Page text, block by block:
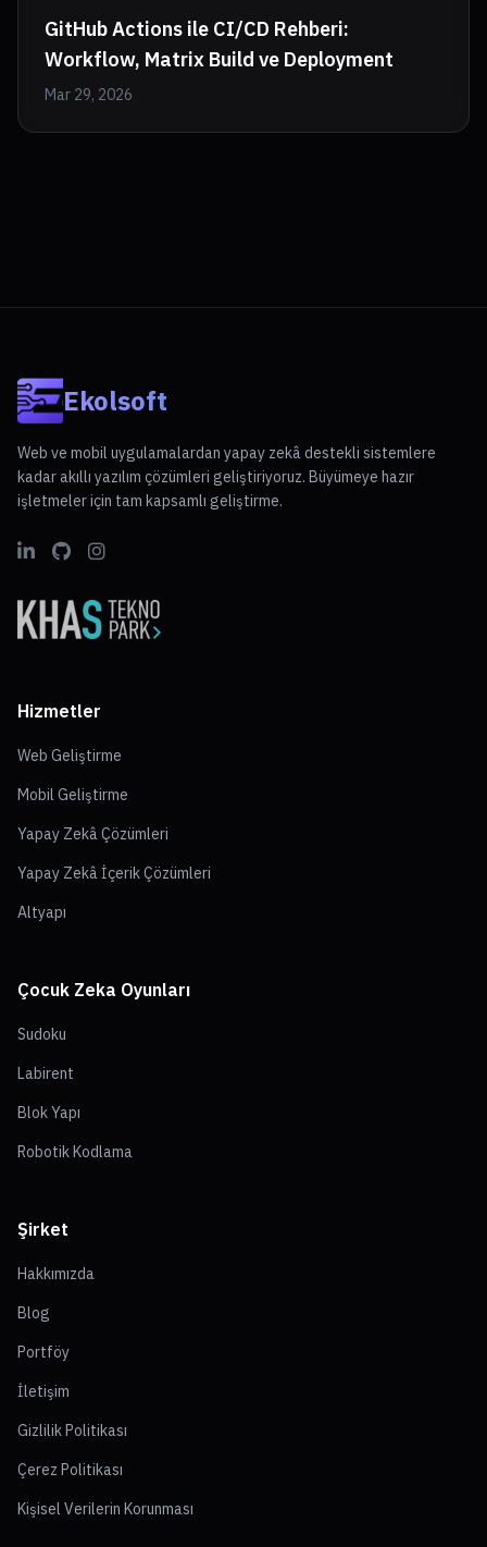
GitHub Actions ile CI/CD Rehberi:
Workflow, Matrix Build ve Deployment
Mar 29, 2026
Ekolsoft
Web ve mobil uygulamalardan yapay zekâ destekli sistemlere
kadar akıllı yazılım çözümleri geliştiriyoruz. Büyümeye hazır
işletmeler için tam kapsamlı geliştirme.
Hizmetler
Web Geliştirme
Mobil Geliştirme
Yapay Zekâ Çözümleri
Yapay Zekâ İçerik Çözümleri
Altyapı
Çocuk Zeka Oyunları
Sudoku
Labirent
Blok Yapı
Robotik Kodlama
Şirket
Hakkımızda
Blog
Portföy
İletişim
Gizlilik Politikası
Çerez Politikası
Kişisel Verilerin Korunması